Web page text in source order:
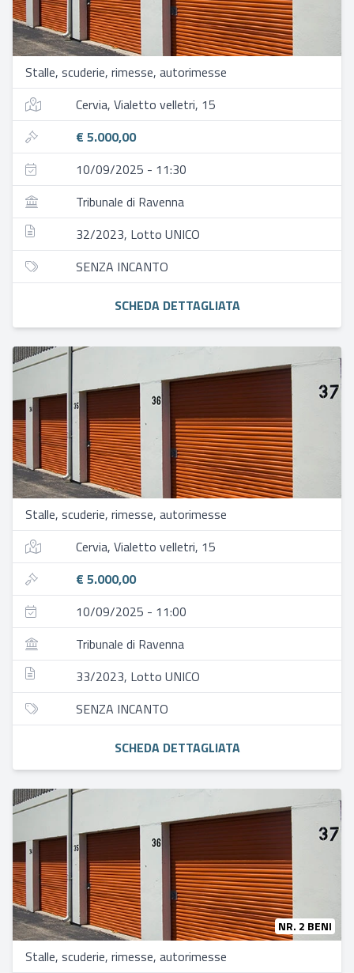
Stalle, scuderie, rimesse, autorimesse
Cervia, Vialetto velletri, 15
€ 5.000,00
10/09/2025 - 11:30
Tribunale di Ravenna
32/2023, Lotto UNICO
SENZA INCANTO
SCHEDA DETTAGLIATA
Stalle, scuderie, rimesse, autorimesse
Cervia, Vialetto velletri, 15
€ 5.000,00
10/09/2025 - 11:00
Tribunale di Ravenna
33/2023, Lotto UNICO
SENZA INCANTO
SCHEDA DETTAGLIATA
NR. 2 BENI
Stalle, scuderie, rimesse, autorimesse